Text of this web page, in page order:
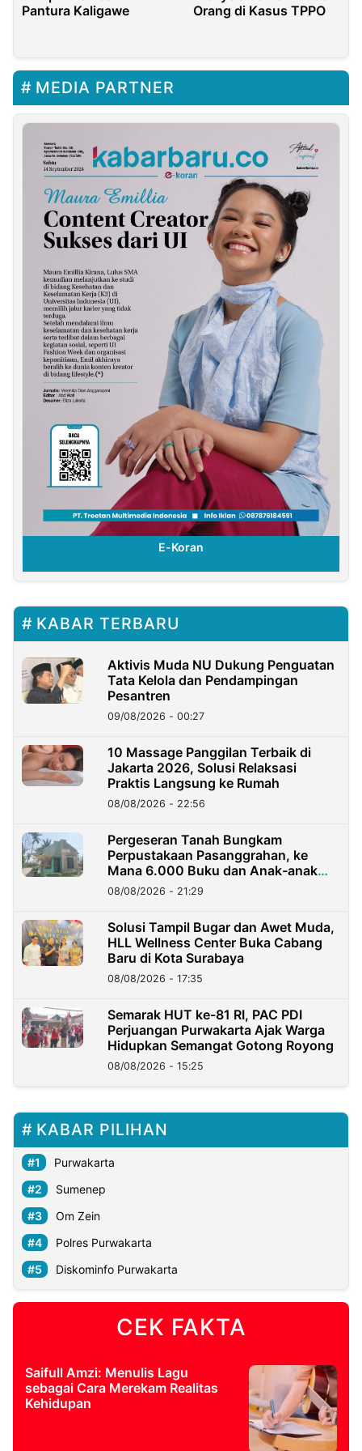
Pantura Kaligawe
Orang di Kasus TPPO
MEDIA PARTNER
E-Koran
KABAR TERBARU
Aktivis Muda NU Dukung Penguatan
Tata Kelola dan Pendampingan
Pesantren
09/08/2026 - 00:27
10 Massage Panggilan Terbaik di
Jakarta 2026, Solusi Relaksasi
Praktis Langsung ke Rumah
08/08/2026 - 22:56
Pergeseran Tanah Bungkam
Perpustakaan Pasanggrahan, ke
Mana 6.000 Buku dan Anak-anak
Kini?
08/08/2026 - 21:29
Solusi Tampil Bugar dan Awet Muda,
HLL Wellness Center Buka Cabang
Baru di Kota Surabaya
08/08/2026 - 17:35
Semarak HUT ke-81 RI, PAC PDI
Perjuangan Purwakarta Ajak Warga
Hidupkan Semangat Gotong Royong
08/08/2026 - 15:25
KABAR PILIHAN
Purwakarta
Sumenep
Om Zein
Polres Purwakarta
Diskominfo Purwakarta
CEK FAKTA
Saifull Amzi: Menulis Lagu
sebagai Cara Merekam Realitas
Kehidupan